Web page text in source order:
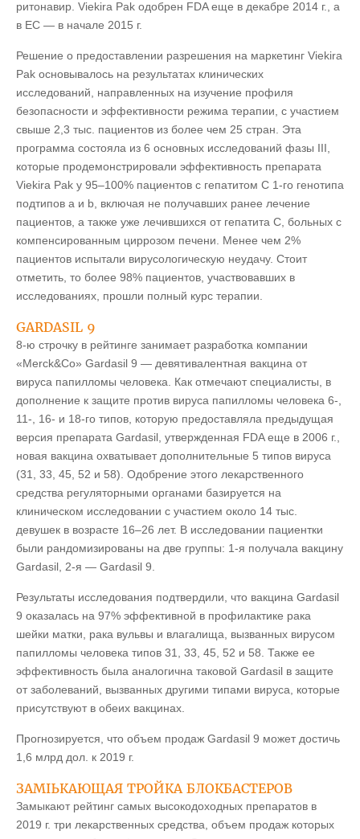
ритонавир. Viekira Pak одобрен FDA еще в декабре 2014 г., а
в ЕС — в начале 2015 г.
Решение о предоставлении разрешения на маркетинг Viekira
Pak основывалось на результатах клинических
исследований, направленных на изучение профиля
безопасности и эффективности режима терапии, с участием
свыше 2,3 тыс. пациентов из более чем 25 стран. Эта
программа состояла из 6 основных исследований фазы ІІІ,
которые продемонстрировали эффективность препарата
Viekira Pak у 95–100% пациентов с гепатитом С 1-го генотипа
подтипов а и b, включая не получавших ранее лечение
пациентов, а также уже лечившихся от гепатита С, больных с
компенсированным циррозом печени. Менее чем 2%
пациентов испытали вирусологическую неудачу. Стоит
отметить, то более 98% пациентов, участвовавших в
исследованиях, прошли полный курс терапии.
GARDASIL 9
8-ю строчку в рейтинге занимает разработка компании
«Merck&Co» Gardasil 9 — девятивалентная вакцина от
вируса папилломы человека. Как отмечают специалисты, в
дополнение к защите против вируса папилломы человека 6-,
11-, 16- и 18-го типов, которую предоставляла предыдущая
версия препарата Gardasil, утвержденная FDA еще в 2006 г.,
новая вакцина охватывает дополнительные 5 типов вируса
(31, 33, 45, 52 и 58). Одобрение этого лекарственного
средства регуляторными органами базируется на
клиническом исследовании с участием около 14 тыс.
девушек в возрасте 16–26 лет. В исследовании пациентки
были рандомизированы на две группы: 1-я получала вакцину
Gardasil, 2-я — Gardasil 9.
Результаты исследования подтвердили, что вакцина Gardasil
9 оказалась на 97% эффективной в профилактике рака
шейки матки, рака вульвы и влагалища, вызванных вирусом
папилломы человека типов 31, 33, 45, 52 и 58. Также ее
эффективность была аналогична таковой Gardasil в защите
от заболеваний, вызванных другими типами вируса, которые
присутствуют в обеих вакцинах.
Прогнозируется, что объем продаж Gardasil 9 может достичь
1,6 млрд дол. к 2019 г.
ЗАМЫКАЮЩАЯ ТРОЙКА БЛОКБАСТЕРОВ
Замыкают рейтинг самых высокодоходных препаратов в
2019 г. три лекарственных средства, объем продаж которых